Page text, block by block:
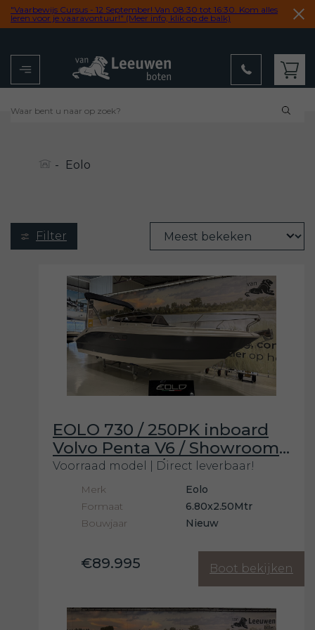
"Vaarbewijs Cursus - 12 September! Van 08:30 tot 16:30. Kom alles
leren voor je vaaravontuur!" (Meer info, klik op de balk)
Menu
-
Eolo
Filter
EOLO 730 / 250PK inboard
Volvo Penta V6 / Showroom
model 2026! / Vaarklaar!
Voorraad model | Direct leverbaar!
Merk
Eolo
Formaat
6.80x2.50Mtr
Bouwjaar
Nieuw
€89.995 Boot bekijken